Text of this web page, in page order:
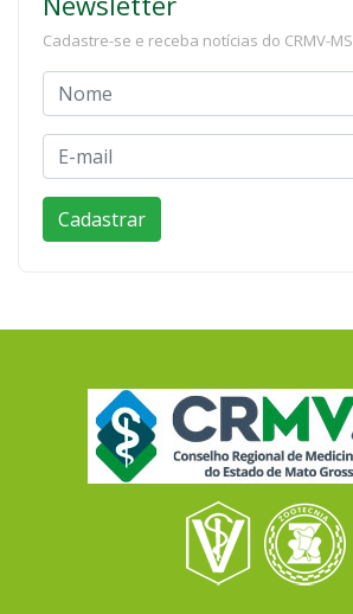
Cadastre-se e receba notícias do CRMV-MS